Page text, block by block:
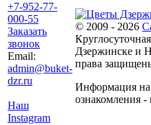
+7-952-77-
000-55
Заказать
звонок
Email:
admin@buket-
dzr.ru
Наш
Instagram
© 2009 - 2026
Дзержинске и
права
Информация на
ознакомления -